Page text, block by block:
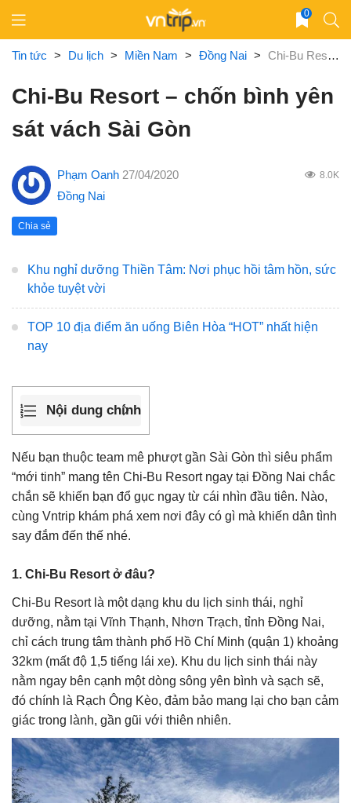
content
0
Tin tức > Du lịch > Miền Nam > Đồng Nai > Chi-Bu Resort – chốn bình yên sát vách Sài Gòn
Chi-Bu Resort – chốn bình yên
sát vách Sài Gòn
Phạm Oanh 27/04/2020 8.0K
Đồng Nai
Chia sẻ
Khu nghỉ dưỡng Thiền Tâm: Nơi phục hồi tâm hồn, sức
khỏe tuyệt vời
TOP 10 địa điểm ăn uống Biên Hòa “HOT” nhất hiện
nay
Nội dung chính
Nếu bạn thuộc team mê phượt gần Sài Gòn thì siêu phẩm
“mới tinh” mang tên Chi-Bu Resort ngay tại Đồng Nai chắc
chắn sẽ khiến bạn đổ gục ngay từ cái nhìn đầu tiên. Nào,
cùng Vntrip khám phá xem nơi đây có gì mà khiến dân tình
say đắm đến thế nhé.
1. Chi-Bu Resort ở đâu?
Chi-Bu Resort là một dạng khu du lịch sinh thái, nghỉ
dưỡng, nằm tại Vĩnh Thạnh, Nhơn Trạch, tỉnh Đồng Nai,
chỉ cách trung tâm thành phố Hồ Chí Minh (quận 1) khoảng
32km (mất độ 1,5 tiếng lái xe). Khu du lịch sinh thái này
nằm ngay bên cạnh một dòng sông yên bình và sạch sẽ,
đó chính là Rạch Ông Kèo, đảm bảo mang lại cho bạn cảm
giác trong lành, gần gũi với thiên nhiên.